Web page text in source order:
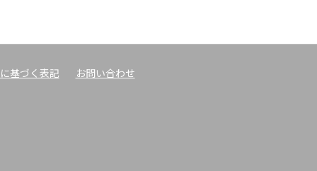
基づく表記 お問い合わせ